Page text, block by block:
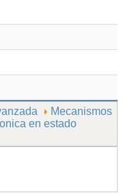
Mecanismos
en estado